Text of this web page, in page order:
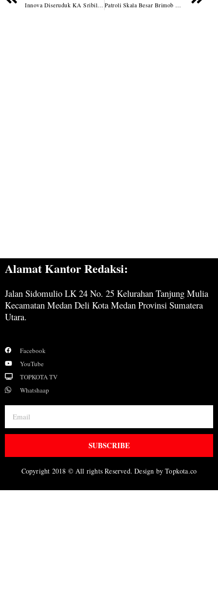
Innova Diseruduk KA Sribilah Utama di Perlintasan Sei Rampah, Satu Orang Luka Patroli Skala Besar Brimob Polda Sumut Jaga Keamanan Malam di Medan, Belawan dan Deli Serdang
Alamat Kantor Redaksi:
Jalan Sidomulio LK 24 No. 25 Kelurahan Tanjung Mulia
Kecamatan Medan Deli Kota Medan Provinsi Sumatera
Utara.
Facebook
YouTube
TOPKOTA TV
Whatshaap
SUBSCRIBE
Copyright 2018 © All rights Reserved. Design by Topkota.co